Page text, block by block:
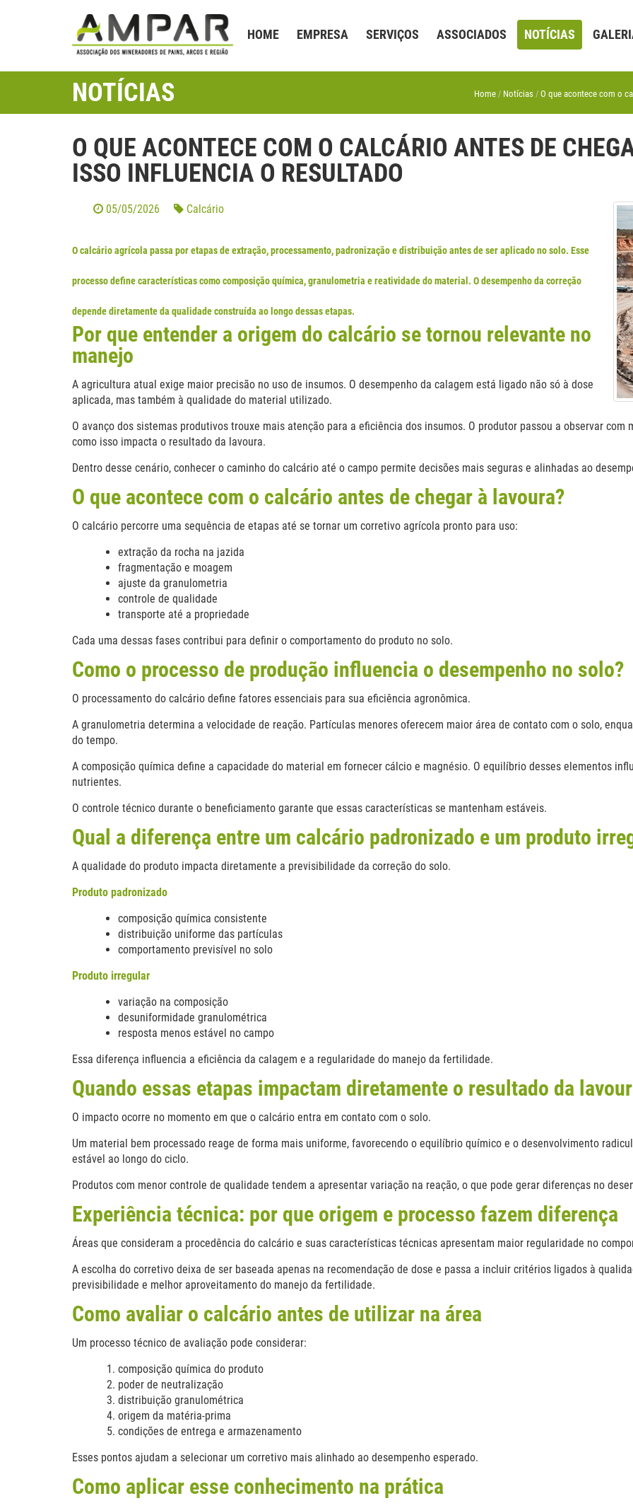
HOME EMPRESA SERVIÇOS ASSOCIADOS NOTÍCIAS
NOTÍCIAS Home Notícias O que acontece com o
O QUE ACONTECE COM O CALCÁRIO ANTES DE
ISSO INFLUENCIA O RESULTADO
05/05/2026 Calcário
O calcário agrícola passa por etapas de extração, processamento, padronização e distribuição antes de ser aplicado no solo. Esse
processo define características como composição química, granulometria e reatividade do material. O desempenho da correção
depende diretamente da qualidade construída ao longo dessas etapas.
Por que entender a origem do calcário se tornou relevante no
manejo
A agricultura atual exige maior precisão no uso de insumos. O desempenho da calagem está ligado não só à dose
aplicada, mas também à qualidade do material utilizado.
O avanço dos sistemas produtivos trouxe mais atenção para a eficiência dos insumos. O produtor passou a observar
como isso impacta o resultado da lavoura.
Dentro desse cenário, conhecer o caminho do calcário até o campo permite decisões mais seguras e alinhadas ao
O que acontece com o calcário antes de chegar à lavoura?
O calcário percorre uma sequência de etapas até se tornar um corretivo agrícola pronto para uso:
extração da rocha na jazida
fragmentação e moagem
ajuste da granulometria
controle de qualidade
transporte até a propriedade
Cada uma dessas fases contribui para definir o comportamento do produto no solo.
Como o processo de produção influencia o desempenho no solo?
O processamento do calcário define fatores essenciais para sua eficiência agronômica.
A granulometria determina a velocidade de reação. Partículas menores oferecem maior área de contato com o solo,
do tempo.
A composição química define a capacidade do material em fornecer cálcio e magnésio. O equilíbrio desses elementos
nutrientes.
O controle técnico durante o beneficiamento garante que essas características se mantenham estáveis.
Qual a diferença entre um calcário padronizado e um produto
A qualidade do produto impacta diretamente a previsibilidade da correção do solo.
Produto padronizado
composição química consistente
distribuição uniforme das partículas
comportamento previsível no solo
Produto irregular
variação na composição
desuniformidade granulométrica
resposta menos estável no campo
Essa diferença influencia a eficiência da calagem e a regularidade do manejo da fertilidade.
Quando essas etapas impactam diretamente o resultado da
O impacto ocorre no momento em que o calcário entra em contato com o solo.
Um material bem processado reage de forma mais uniforme, favorecendo o equilíbrio químico e o desenvolvimento
estável ao longo do ciclo.
Produtos com menor controle de qualidade tendem a apresentar variação na reação, o que pode gerar diferenças no
Experiência técnica: por que origem e processo fazem diferença
Áreas que consideram a procedência do calcário e suas características técnicas apresentam maior regularidade no
A escolha do corretivo deixa de ser baseada apenas na recomendação de dose e passa a incluir critérios ligados à
previsibilidade e melhor aproveitamento do manejo da fertilidade.
Como avaliar o calcário antes de utilizar na área
Um processo técnico de avaliação pode considerar:
composição química do produto
poder de neutralização
distribuição granulométrica
origem da matéria-prima
condições de entrega e armazenamento
Esses pontos ajudam a selecionar um corretivo mais alinhado ao desempenho esperado.
Como aplicar esse conhecimento na prática